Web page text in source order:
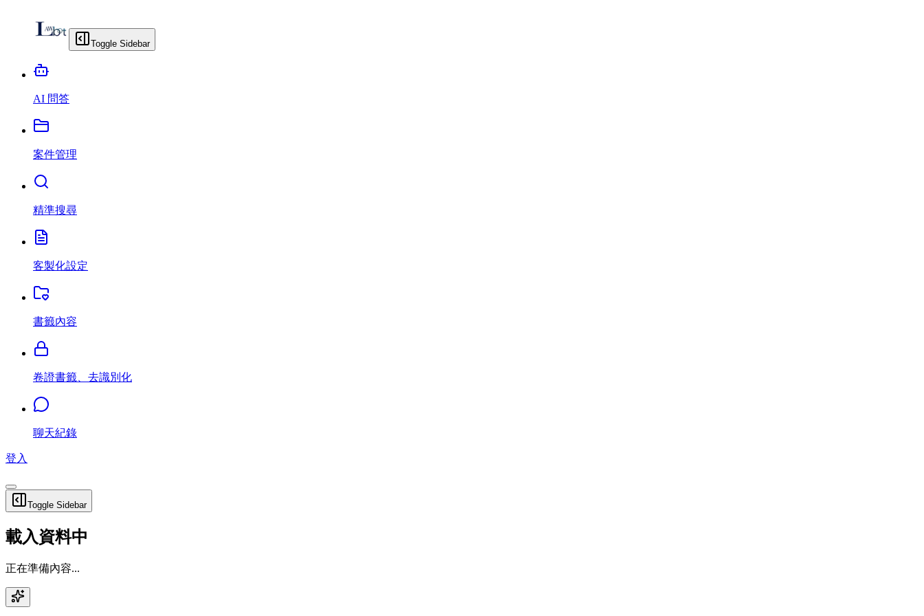
Toggle Sidebar
AI 問答
案件管理
精準搜尋
客製化設定
書籤內容
卷證書籤、去識別化
聊天紀錄
登入
Toggle Sidebar
載入資料中
正在準備內容...